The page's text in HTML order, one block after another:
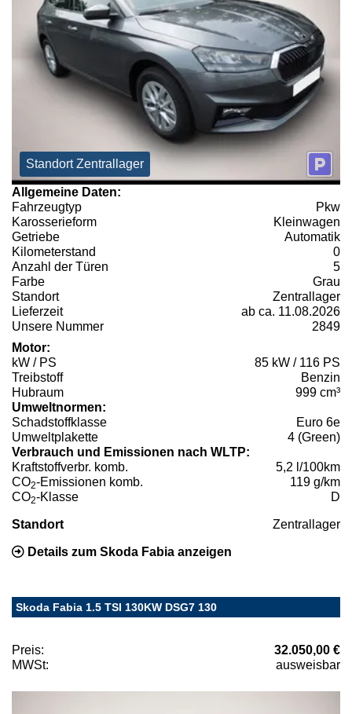
Standort Zentrallager
Allgemeine Daten:
Fahrzeugtyp
Pkw
Karosserieform
Kleinwagen
Getriebe
Automatik
Kilometerstand
0
Anzahl der Türen
5
Farbe
Grau
Standort
Zentrallager
Lieferzeit
ab ca. 11.08.2026
Unsere Nummer
2849
Motor:
kW / PS
85 kW / 116 PS
Treibstoff
Benzin
Hubraum
999 cm³
Umweltnormen:
Schadstoffklasse
Euro 6e
Umweltplakette
4 (Green)
Verbrauch und Emissionen nach WLTP:
Kraftstoffverbr. komb.
5,2 l/100km
CO2-Emissionen komb.
119 g/km
CO2-Klasse D
Standort Zentrallager
Details zum Skoda Fabia anzeigen
Skoda Fabia 1.5 TSI 130KW DSG7 130
Preis:
32.050,00 €
MWSt:
ausweisbar